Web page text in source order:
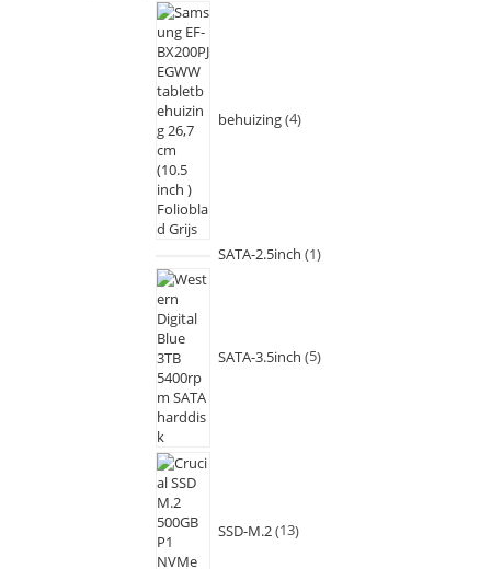
behuizing 4
SATA-2.5inch 1
SATA-3.5inch 5
SSD-M.2 13